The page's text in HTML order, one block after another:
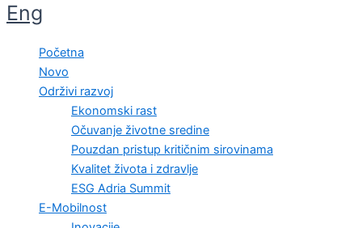
Eng
Početna
Novo
Održivi razvoj
Ekonomski rast
Očuvanje životne sredine
Pouzdan pristup kritičnim sirovinama
Kvalitet života i zdravlje
ESG Adria Summit
E-Mobilnost